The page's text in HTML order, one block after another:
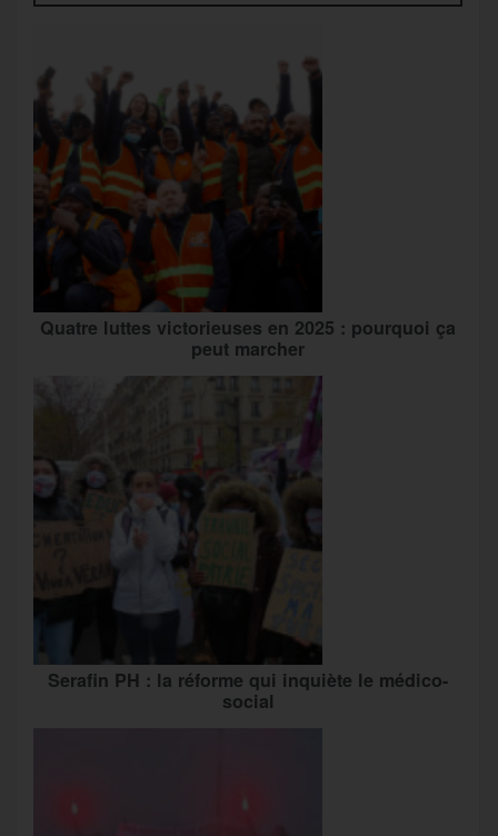
Quatre luttes victorieuses en 2025 : pourquoi ça
peut marcher
Serafin PH : la réforme qui inquiète le médico-
social